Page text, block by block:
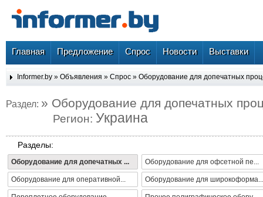
Главная Предложение Спрос Новости Выставки
Informer.by » Объявления » Спрос » Оборудование для допечатных
Раздел: » Оборудование для допечатных
Регион: Украина
Разделы:
Оборудование для допечатных ... Оборудование для офсетной пе...
Оборудование для оперативной... Оборудование для широкоформа...